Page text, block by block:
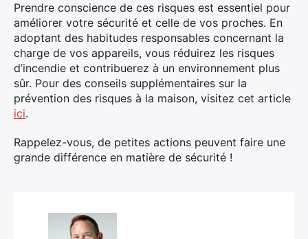
Prendre conscience de ces risques est essentiel pour
améliorer votre sécurité et celle de vos proches. En
adoptant des habitudes responsables concernant la
charge de vos appareils, vous réduirez les risques
d’incendie et contribuerez à un environnement plus
sûr. Pour des conseils supplémentaires sur la
prévention des risques à la maison, visitez cet article
ici.
Rappelez-vous, de petites actions peuvent faire une
grande différence en matière de sécurité !